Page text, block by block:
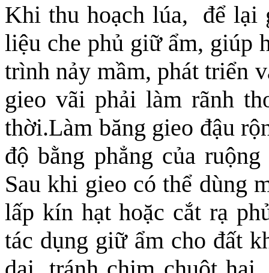
Khi thu hoạch lúa, để lại
liệu che phủ giữ ẩm, giúp
trình nảy mầm, phát triển
gieo vãi phải làm rãnh
thời.Làm băng gieo đậu
độ bằng phẳng của
Sau khi gieo có thể dùng
lấp kín hạt hoặc cắt rạ
tác dụng giữ ẩm cho đất